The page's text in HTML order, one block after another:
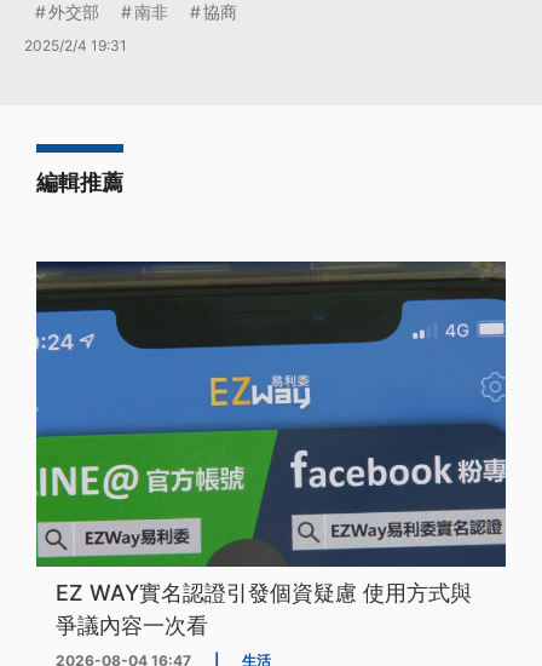
外交部 南非 協商
2025/2/4 19:31
編輯推薦
EZ WAY實名認證引發個資疑慮 使用方式與
爭議內容一次看
2026-08-04 16:47 生活